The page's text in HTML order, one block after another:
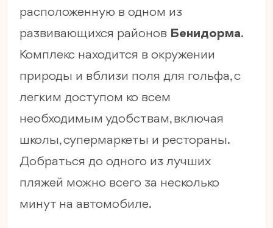
расположенную в одном из
развивающихся районов Бенидорма.
Комплекс находится в окружении
природы и вблизи поля для гольфа, с
легким доступом ко всем
необходимым удобствам, включая
школы, супермаркеты и рестораны.
Добраться до одного из лучших
пляжей можно всего за несколько
минут на автомобиле.